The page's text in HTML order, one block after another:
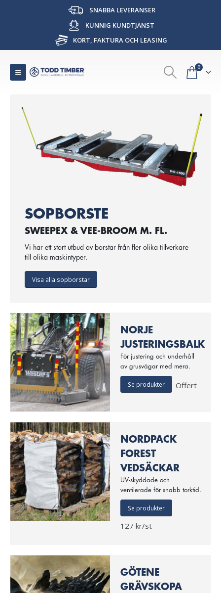
SNABBA LEVERANSER
KUNNIG KUNDTJÄNST
KORT, FAKTURA OCH LEASING
0
SOPBORSTE
SWEEPEX & VEE-BROOM M. FL.
Vi har ett stort utbud av borstar från fler olika tillverkare
till olika maskintyper.
Visa alla sopborstar
NORJE
JUSTERINGSBALK
För justering och underhåll
av grusvägar med mera.
Se produkter Offert
NORDPACK
FOREST
VEDSÄCKAR
UV-skyddade och
ventilerade för snabb torktid.
Se produkter
127 kr/st
GÖTENE
GRÄVSKOPA